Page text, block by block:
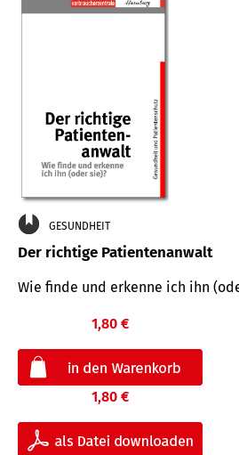
GESUNDHEIT
Der richtige Patientenanwalt
Wie finde und erkenne ich ihn
1,80 €
1,80 €